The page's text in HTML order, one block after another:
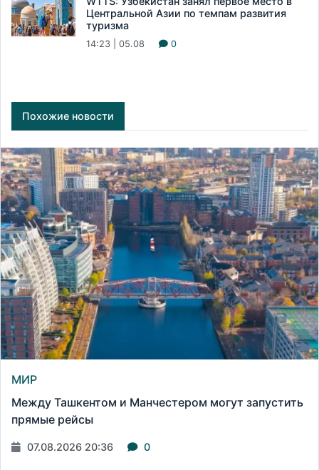
Центральной Азии по темпам развития
туризма
14:23 | 05.08 0
Похожие новости
МИР
Между Ташкентом и Манчестером могут запустить
прямые рейсы
07.08.2026 20:36 0